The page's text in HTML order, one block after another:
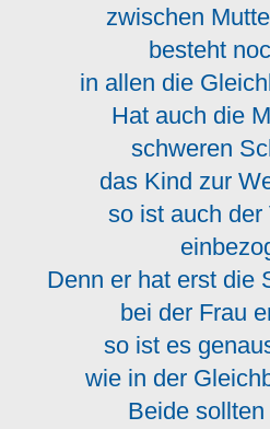
zwischen
besteht
in allen die
Hat auch die
schweren
das Kind zur
so ist auch der
Denn er hat erst die
bei der Frau
so ist es
wie in der
Beide